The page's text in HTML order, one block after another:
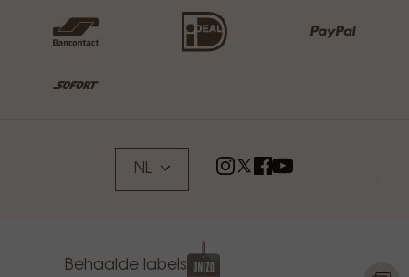
NL
Behaalde labels